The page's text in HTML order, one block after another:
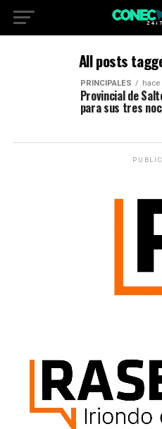
All posts
PRINCIPALES hace
Provincial de
para sus tres